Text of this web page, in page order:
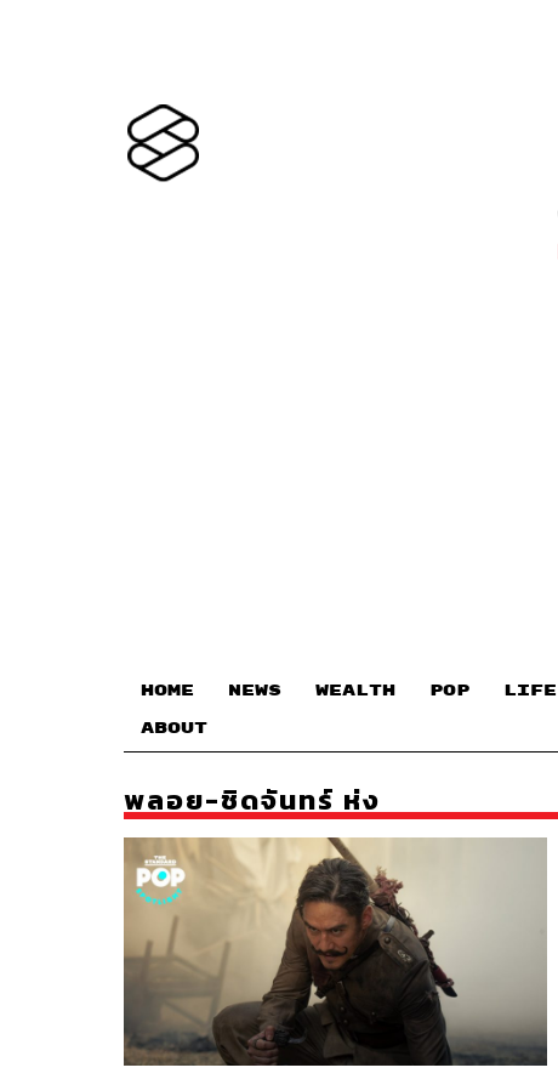
HOME NEWS WEALTH POP LIFE
ABOUT
พลอย-ชิดจันทร์ ห่ง